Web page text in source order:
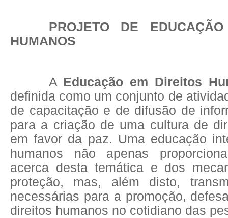
PROJETO DE
HUMANOS
A Educação em Direitos
definida como um conjunto de
de capacitação e de difusão de
para a criação de uma cultura de
em favor da paz. Uma educação
humanos não apenas
acerca desta temática e dos
proteção, mas, além disto,
necessárias para a promoção,
direitos humanos no cotidiano das